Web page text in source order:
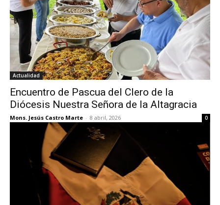
Actualidad
Encuentro de Pascua del Clero de la
Diócesis Nuestra Señora de la Altagracia
Mons. Jesús Castro Marte - 8 abril, 2026 0